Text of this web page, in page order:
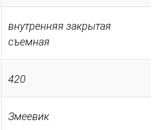
внутренняя закрытая
съемная
420
Змеевик